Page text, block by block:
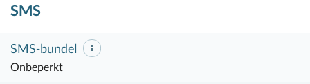
SMS
SMS-bundel
Onbeperkt